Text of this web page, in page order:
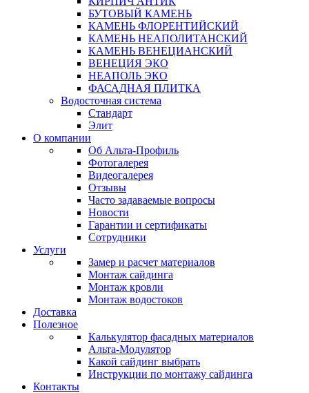
БУТОВЫЙ КАМЕНЬ
КАМЕНЬ ФЛОРЕНТИЙСКИЙ
КАМЕНЬ НЕАПОЛИТАНСКИЙ
КАМЕНЬ ВЕНЕЦИАНСКИЙ
ВЕНЕЦИЯ ЭКО
НЕАПОЛЬ ЭКО
ФАСАДНАЯ ПЛИТКА
Водосточная система
Стандарт
Элит
О компании
Об Альта-Профиль
Фотогалерея
Видеогалерея
Отзывы
Часто задаваемые вопросы
Новости
Гарантии и сертификаты
Сотрудники
Услуги
Замер и расчет материалов
Монтаж сайдинга
Монтаж кровли
Монтаж водостоков
Доставка
Полезное
Калькулятор фасадных материалов
Альта-Модулятор
Какой сайдинг выбрать
Инструкции по монтажу сайдинга
Контакты